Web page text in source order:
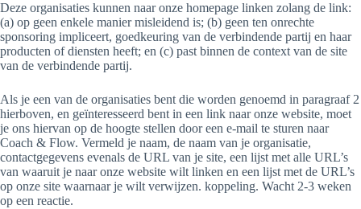
Deze organisaties kunnen naar onze homepage linken zolang de link:
(a) op geen enkele manier misleidend is; (b) geen ten onrechte
sponsoring impliceert, goedkeuring van de verbindende partij en haar
producten of diensten heeft; en (c) past binnen de context van de site
van de verbindende partij.
Als je een van de organisaties bent die worden genoemd in paragraaf 2
hierboven, en geïnteresseerd bent in een link naar onze website, moet
je ons hiervan op de hoogte stellen door een e-mail te sturen naar
Coach & Flow. Vermeld je naam, de naam van je organisatie,
contactgegevens evenals de URL van je site, een lijst met alle URL’s
van waaruit je naar onze website wilt linken en een lijst met de URL’s
op onze site waarnaar je wilt verwijzen. koppeling. Wacht 2-3 weken
op een reactie.